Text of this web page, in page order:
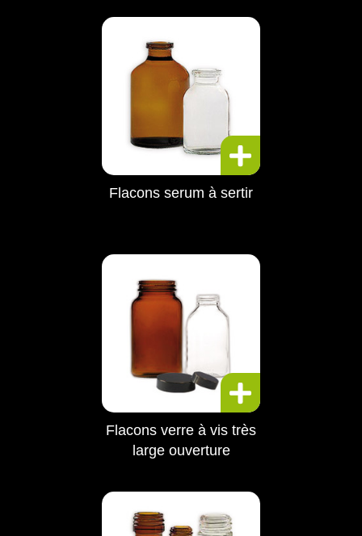
Flacons serum à sertir
Flacons verre à vis très
large ouverture